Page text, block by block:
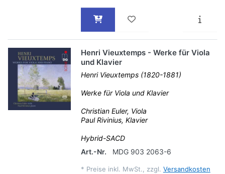
Henri Vieuxtemps - Werke für Viola
und Klavier
Henri Vieuxtemps (1820-1881)
Werke für Viola und Klavier
Christian Euler, Viola
Paul Rivinius, Klavier
Hybrid-SACD
Art.-Nr.
MDG 903 2063-6
* Preise inkl. MwSt., zzgl. Versandkosten